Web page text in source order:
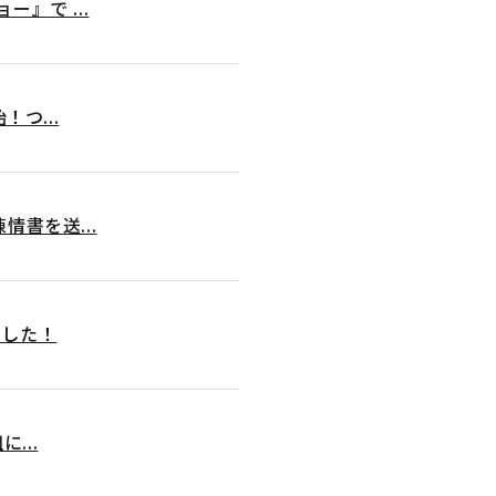
ー』で ...
！つ...
書を送...
た！
...